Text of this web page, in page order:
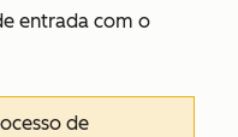
entrada com o
de